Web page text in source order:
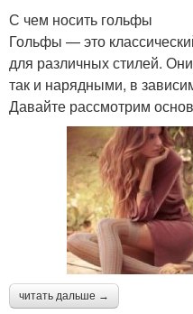
С чем носить гольфы
Гольфы — это
для различных стилей.
так и нарядными, в
Давайте рассмотрим
читать дальше →